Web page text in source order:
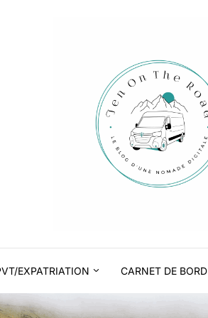
EXPATRIATION CARNET DE BORD